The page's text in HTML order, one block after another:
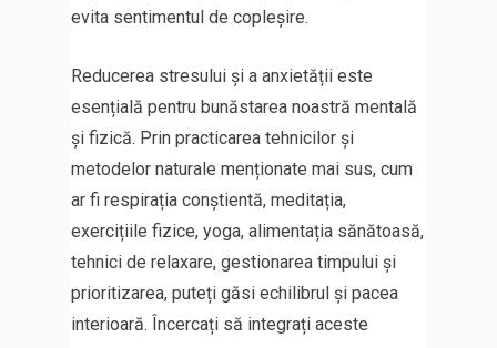
evita sentimentul de copleșire.
Reducerea stresului și a anxietății este
esențială pentru bunăstarea noastră mentală
și fizică. Prin practicarea tehnicilor și
metodelor naturale menționate mai sus, cum
ar fi respirația conștientă, meditația,
exercițiile fizice, yoga, alimentația sănătoasă,
tehnici de relaxare, gestionarea timpului și
prioritizarea, puteți găsi echilibrul și pacea
interioară. Încercați să integrați aceste